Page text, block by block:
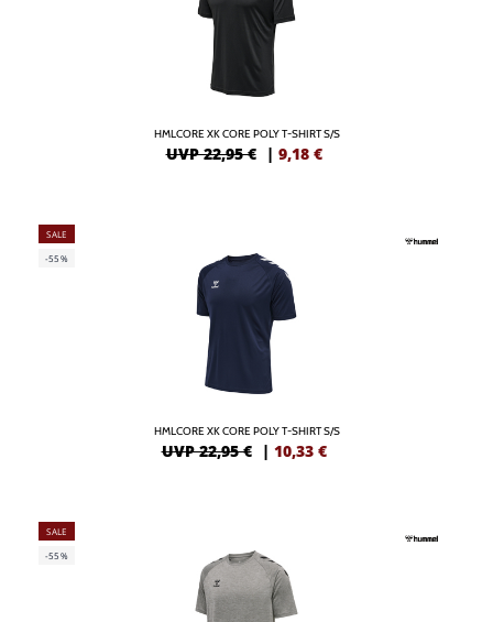
HMLCORE XK CORE POLY T-SHIRT S/S
UVP 22,95 € | 9,18 €
SALE
-55%
HMLCORE XK CORE POLY T-SHIRT S/S
UVP 22,95 € | 10,33 €
SALE
-55%